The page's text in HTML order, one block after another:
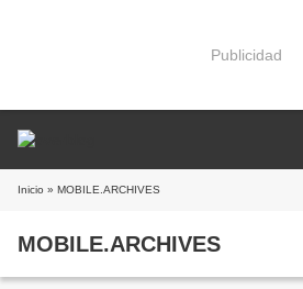
Publicidad
Inicio » MOBILE.ARCHIVES
MOBILE.ARCHIVES